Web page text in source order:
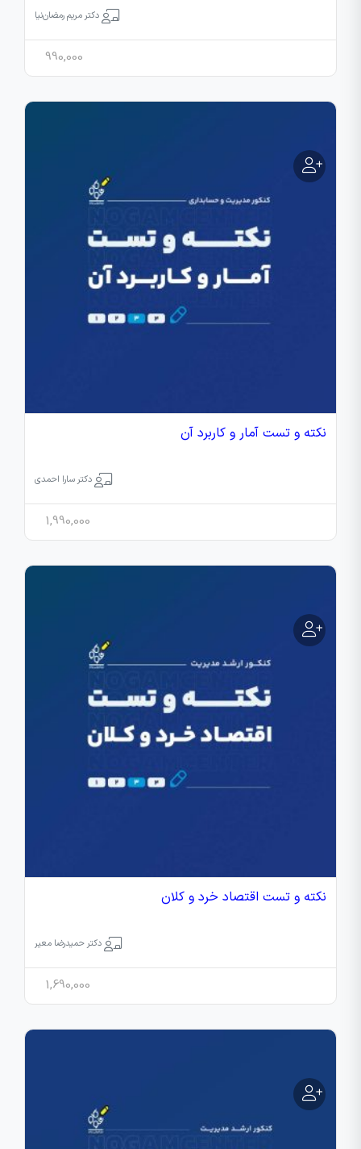
دکتر مریم رمضان‌نیا
990,000
نکته‌ و تست آمار و کاربرد آن
دکتر سارا احمدی
1,990,000
نکته و تست اقتصاد خرد و کلان
دکتر حمیدرضا معیر
1,690,000